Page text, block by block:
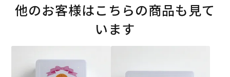
他のお客様はこちらの商品も見て
います